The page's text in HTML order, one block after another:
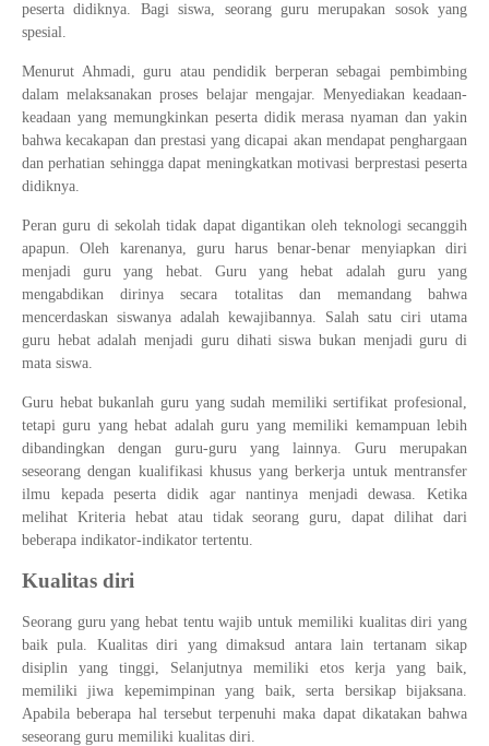
peserta didiknya. Bagi siswa, seorang guru merupakan sosok yang
spesial.
Menurut Ahmadi, guru atau pendidik berperan sebagai pembimbing
dalam melaksanakan proses belajar mengajar. Menyediakan keadaan-
keadaan yang memungkinkan peserta didik merasa nyaman dan yakin
bahwa kecakapan dan prestasi yang dicapai akan mendapat penghargaan
dan perhatian sehingga dapat meningkatkan motivasi berprestasi peserta
didiknya.
Peran guru di sekolah tidak dapat digantikan oleh teknologi secanggih
apapun. Oleh karenanya, guru harus benar-benar menyiapkan diri
menjadi guru yang hebat. Guru yang hebat adalah guru yang
mengabdikan dirinya secara totalitas dan memandang bahwa
mencerdaskan siswanya adalah kewajibannya. Salah satu ciri utama
guru hebat adalah menjadi guru dihati siswa bukan menjadi guru di
mata siswa.
Guru hebat bukanlah guru yang sudah memiliki sertifikat profesional,
tetapi guru yang hebat adalah guru yang memiliki kemampuan lebih
dibandingkan dengan guru-guru yang lainnya. Guru merupakan
seseorang dengan kualifikasi khusus yang berkerja untuk mentransfer
ilmu kepada peserta didik agar nantinya menjadi dewasa. Ketika
melihat Kriteria hebat atau tidak seorang guru, dapat dilihat dari
beberapa indikator-indikator tertentu.
Kualitas diri
Seorang guru yang hebat tentu wajib untuk memiliki kualitas diri yang
baik pula. Kualitas diri yang dimaksud antara lain tertanam sikap
disiplin yang tinggi, Selanjutnya memiliki etos kerja yang baik,
memiliki jiwa kepemimpinan yang baik, serta bersikap bijaksana.
Apabila beberapa hal tersebut terpenuhi maka dapat dikatakan bahwa
seseorang guru memiliki kualitas diri.